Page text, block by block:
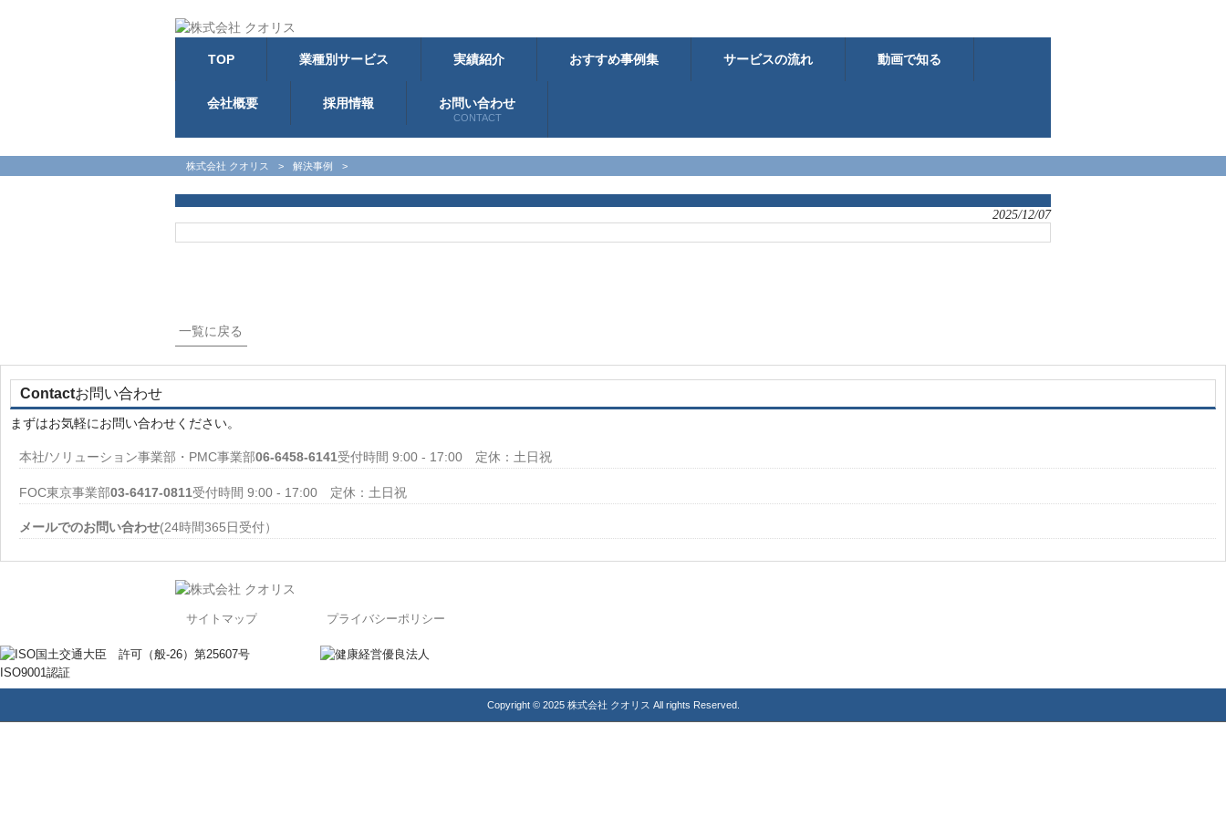
TOP 業種別サービス 実績紹介 おすすめ事例集 サービスの流れ 動画で知る
会社概要 採用情報 お問い合わせ
CONTACT
株式会社 クオリス > 解決事例 >
2025/12/07
一覧に戻る
Contactお問い合わせ
まずはお気軽にお問い合わせください。
本社/ソリューション事業部・PMC事業部06-6458-6141受付時間 9:00 - 17:00 定休：土日祝
FOC東京事業部03-6417-0811受付時間 9:00 - 17:00 定休：土日祝
メールでのお問い合わせ(24時間365日受付）
サイトマップ プライバシーポリシー
国土交通大臣 許可（般-26）第25607号
ISO9001認証
Copyright © 2025 株式会社 クオリス All rights Reserved.